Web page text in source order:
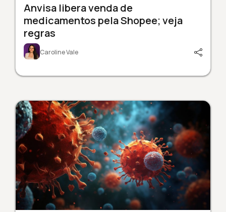
Anvisa libera venda de
medicamentos pela Shopee; veja
regras
Caroline Vale